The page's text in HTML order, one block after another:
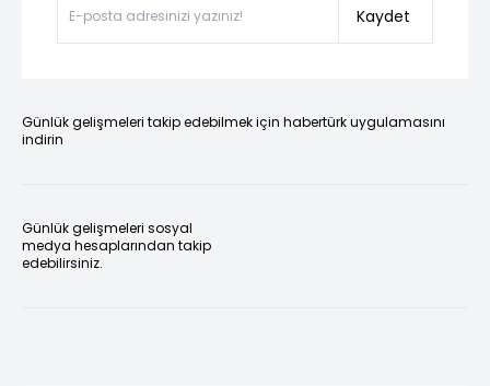
Kaydet
Günlük gelişmeleri takip edebilmek için habertürk uygulamasını
indirin
Günlük gelişmeleri sosyal
medya hesaplarından takip
edebilirsiniz.